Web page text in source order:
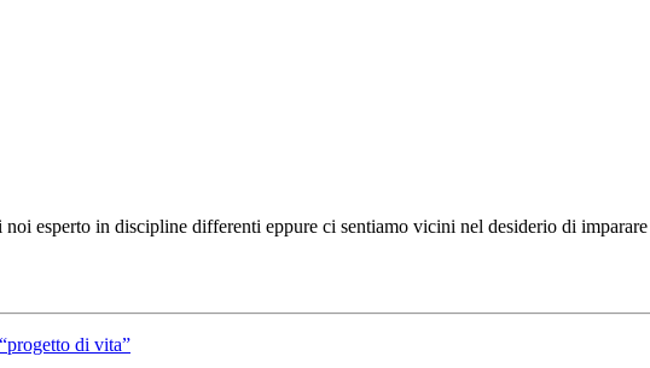
esperto in discipline differenti eppure ci sentiamo vicini nel desiderio di
di vita”